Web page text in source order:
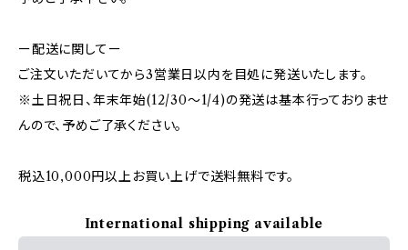
ー配送に関してー
ご注文いただいてから3営業日以内を目処に発送いたします。
※土日祝日、年末年始(12/30〜1/4)の発送は基本行っておりませ
んので、予めご了承ください。
税込10,000円以上お買い上げで送料無料です。
International shipping available